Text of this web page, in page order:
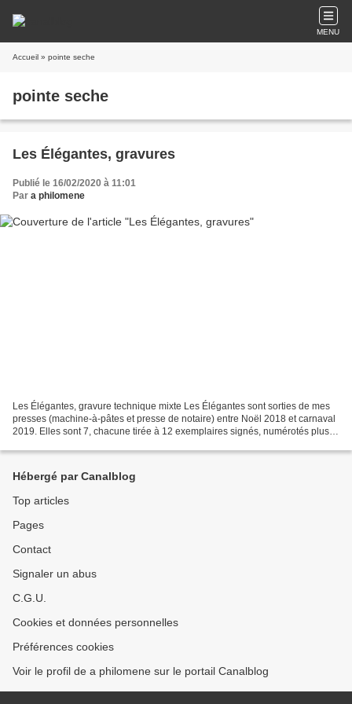
MENU
Accueil » pointe seche
pointe seche
Les Élégantes, gravures
Publié le 16/02/2020 à 11:01
Par a philomene
Les Élégantes, gravure technique mixte Les Élégantes sont sorties de mes
presses (machine-à-pâtes et presse de notaire) entre Noël 2018 et carnaval
2019. Elles sont 7, chacune tirée à 12 exemplaires signés, numérotés plus 2
Hébergé par Canalblog
Top articles
Pages
Contact
Signaler un abus
C.G.U.
Cookies et données personnelles
Préférences cookies
Voir le profil de a philomene sur le portail Canalblog